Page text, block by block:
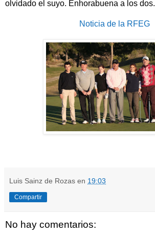
olvidado el suyo. Enhorabuena a los dos.
Noticia de la RFEG
Luis Sainz de Rozas en 19:03
Compartir
No hay comentarios: